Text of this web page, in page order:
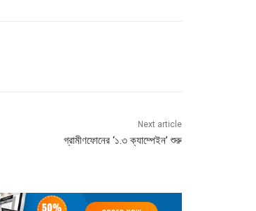
Next article
গ্রামীণফোনের ‘১.৩ ক্যাম্পেইন’ শুরু